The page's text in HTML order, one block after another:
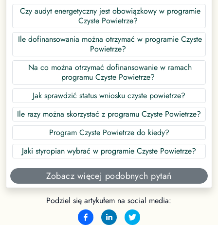
Czy audyt energetyczny jest obowiązkowy w programie
Czyste Powietrze?
Ile dofinansowania można otrzymać w programie Czyste
Powietrze?
Na co można otrzymać dofinansowanie w ramach
programu Czyste Powietrze?
Jak sprawdzić status wniosku czyste powietrze?
Ile razy można skorzystać z programu Czyste Powietrze?
Program Czyste Powietrze do kiedy?
Jaki styropian wybrać w programie Czyste Powietrze?
Zobacz więcej podobnych pytań
Podziel się artykułem na social media: